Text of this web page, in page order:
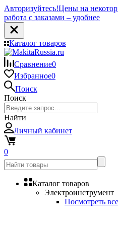
Авторизуйтесь!Цены на
работа с заказами – удобнее
Каталог товаров
Сравнение0
Избранное0
Поиск
Поиск
Найти
Личный кабинет
0
Каталог товаров
Электроинструмент
Посмотреть